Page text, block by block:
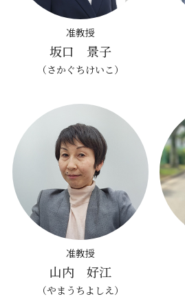
准教授
坂口 景子
（さかぐちけいこ）
准教授
山内 好江
（やまうちよしえ）